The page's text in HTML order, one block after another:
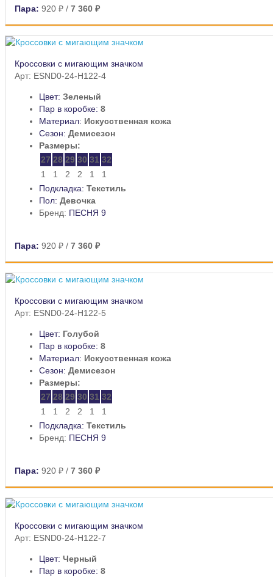
Пара: 920 ₽ / 7 360 ₽
Кроссовки с мигающим значком
Арт: ESND0-24-H122-4
Цвет: Зеленый
Пар в коробке: 8
Материал: Искусственная кожа
Сезон: Демисезон
Размеры:
27 28 29 30 31 32
1
1 2 2 1
1
Подкладка: Текстиль
Пол: Девочка
Бренд: ПЕСНЯ 9
Пара: 920 ₽ / 7 360 ₽
Кроссовки с мигающим значком
Арт: ESND0-24-H122-5
Цвет: Голубой
Пар в коробке: 8
Материал: Искусственная кожа
Сезон: Демисезон
Размеры:
27 28 29 30 31 32
1
1 2 2 1
1
Подкладка: Текстиль
Бренд: ПЕСНЯ 9
Пара: 920 ₽ / 7 360 ₽
Кроссовки с мигающим значком
Арт: ESND0-24-H122-7
Цвет: Черный
Пар в коробке: 8